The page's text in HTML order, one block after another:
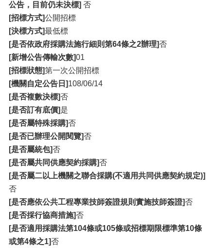
公告，目前仍未決標] 否
[招標方式]公開招標
[決標方式]最低標
[是否依政府採購法施行細則第64條之2辦理]否
[新增公告傳輸次數]01
[招標狀態]第一次公開招標
[機關自定公告日]108/06/14
[是否複數決標]否
[是否訂有底價]是
[是否屬特殊採購]否
[是否已辦理公開閱覽]否
[是否屬統包]否
[是否屬共同供應契約採購]否
[是否屬二以上機關之聯合採購(不適用共同供應契約規定)]
否
[是否應依公共工程專業技師簽證規則實施技師簽證]否
[是否採行協商措施]否
[是否適用採購法第104條或105條或招標期限標準第10條
或第4條之1]否